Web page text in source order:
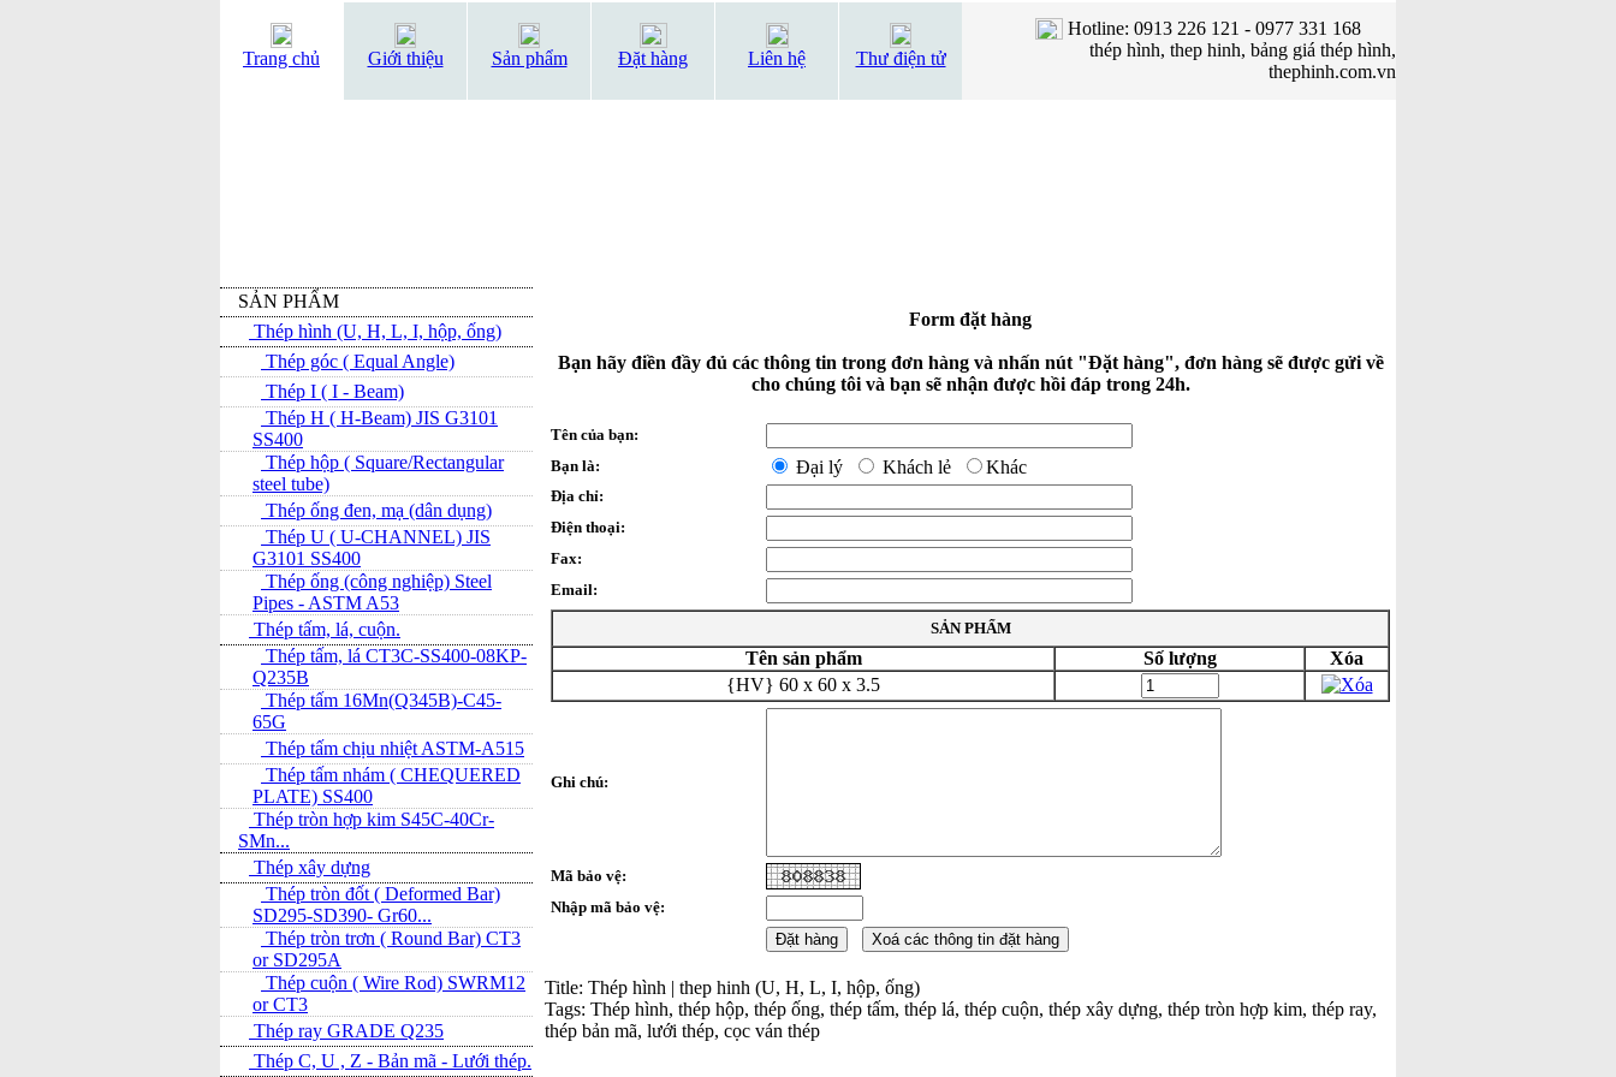
Trang chủ Giới thiệu Sản phẩm Đặt hàng Liên hệ Thư điện tử
Hotline: 0913 226 121 - 0977 331 168
thép hình, thep hinh, bảng giá thép hình,
thephinh.com.vn
SẢN PHẨM
Thép hình (U, H, L, I, hộp, ống)
Thép góc ( Equal Angle)
Thép I ( I - Beam)
Thép H ( H-Beam) JIS G3101
SS400
Thép hộp ( Square/Rectangular
steel tube)
Thép ống đen, mạ (dân dụng)
Thép U ( U-CHANNEL) JIS
G3101 SS400
Thép ống (công nghiệp) Steel
Pipes - ASTM A53
Thép tấm, lá, cuộn.
Thép tấm, lá CT3C-SS400-08KP-
Q235B
Thép tấm 16Mn(Q345B)-C45-
65G
Thép tấm chịu nhiệt ASTM-A515
Thép tấm nhám ( CHEQUERED
PLATE) SS400
Thép tròn hợp kim S45C-40Cr-
SMn...
Thép xây dựng
Thép tròn đốt ( Deformed Bar)
SD295-SD390- Gr60...
Thép tròn trơn ( Round Bar) CT3
or SD295A
Thép cuộn ( Wire Rod) SWRM12
or CT3
Thép ray GRADE Q235
Thép C, U , Z - Bản mã - L­ưới thép.
Form đặt hàng
Bạn hãy điền đầy đủ các thông tin trong đơn hàng và nhấn nút "Đặt hàng", đơn hàng sẽ được gửi về
cho chúng tôi và bạn sẽ nhận được hồi đáp trong 24h.
Tên của bạn:
Bạn là:
Đại lý Khách lẻ Khác
Địa chỉ:
Điện thoại:
Fax:
Email:
SẢN PHẨM
Tên sản phẩm Số lượng
Xóa
{HV} 60 x 60 x 3.5
Ghi chú:
Mã bảo vệ:
Nhập mã bảo vệ:
Title: Thép hình | thep hinh (U, H, L, I, hộp, ống)
Tags: Thép hình, thép hộp, thép ống, thép tấm, thép lá, thép cuộn, thép xây dựng, thép tròn hợp kim, thép ray,
thép bản mã, lưới thép, cọc ván thép